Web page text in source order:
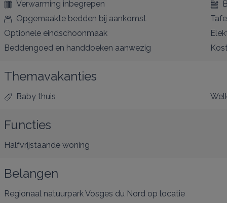
Verwarming inbegrepen
Opgemaakte bedden bij aankomst
Optionele eindschoonmaak
Beddengoed en handdoeken aanwezig
Themavakanties
Baby thuis
Functies
Halfvrijstaande woning
Belangen
Regionaal natuurpark Vosges du Nord op locatie